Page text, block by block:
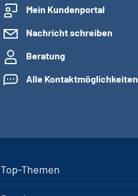
Mein Kundenportal
Nachricht schreiben
Beratung
Alle Kontaktmöglichkeiten
Top-Themen